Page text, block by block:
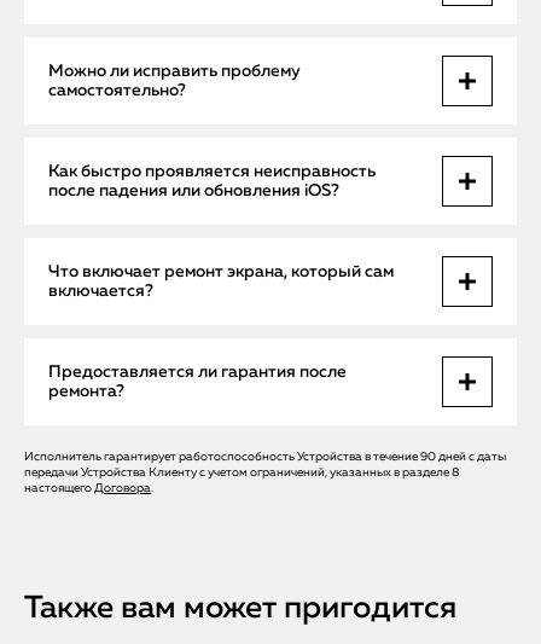
приближения или сбой программного обеспечения iOS.
Также возможны физические повреждения сенсора.
Можно ли исправить проблему
самостоятельно?
Нет, домашние методы чаще усугубляют сбой. Только
профессиональная диагностика и ремонт с
Как быстро проявляется неисправность
после падения или обновления iOS?
Иногда сразу, иногда через несколько дней. Чем раньше
обратиться в сервис, тем проще устранить проблему.
Что включает ремонт экрана, который сам
включается?
Диагностика сенсора, проверка iOS, замена датчика
приближения, тестирование сенсорного модуля.
Предоставляется ли гарантия после
ремонта?
Да, на все работы и заменённые компоненты действует
гарантия до 12 месяцев.
Исполнитель гарантирует работоспособность Устройства в течение 90 дней с даты
передачи Устройства Клиенту с учетом ограничений, указанных в разделе 8
настоящего Договора.
Также вам может пригодится